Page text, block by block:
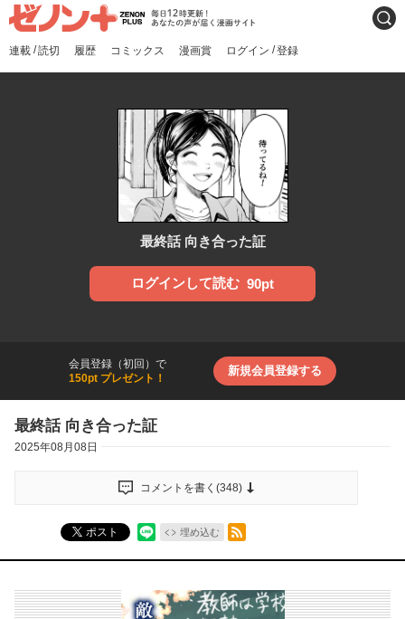
ゼノンプラス
毎日12時更新！あなたの声
が届く漫画サイト
連載 /読切 履歴 コミックス 漫画賞 ログイン /登録
検索
最終話 向き合った証
ログインして読む 90pt
会員登録（初回）で
150pt プレゼント！
新規会員登録する
最終話 向き合った証
2025年08月08日
コメントを書く(348)
ポスト 埋め込む
RSSフィード